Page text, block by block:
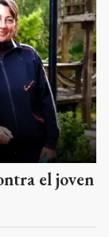
el joven